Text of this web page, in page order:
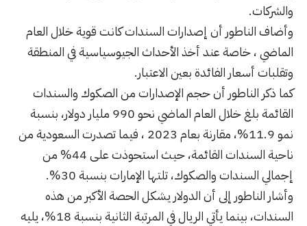
والشركات.
وأضاف الناطور أن إصدارات السندات كانت قوية خلال العام
الماضي ، خاصة عند أخذ الأحداث الجيوسياسية في المنطقة
وتقلبات أسعار الفائدة بعين الاعتبار.
كما ذكر الناطور أن حجم الإصدارات من الصكوك والسندات
القائمة بلغ خلال العام الماضي نحو 990 مليار دولار، بنسبة
نمو 11.9%، مقارنة بعام 2023 ، فيما تصدرت السعودية من
ناحية السندات القائمة، حيث استحوذت على 44% من
إجمالي السندات والصكوك، تلتها الإمارات بنسبة 30%.
وأشار الناطور إلى أن الدولار يشكل الحصة الأكبر من هذه
السندات، بينما يأتي الريال في المرتبة الثانية بنسبة 18%، يليه